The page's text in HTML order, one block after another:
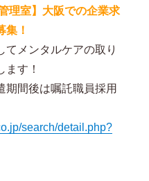
理室】大阪での企業求
集！
メンタルケアの取り
す！
間後は嘱託職員採用
search/detail.php?